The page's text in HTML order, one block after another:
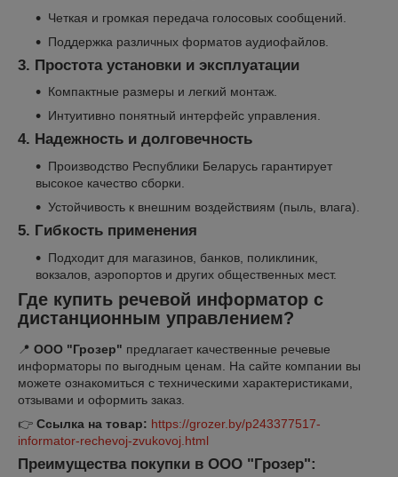
Четкая и громкая передача голосовых сообщений.
Поддержка различных форматов аудиофайлов.
3. Простота установки и эксплуатации
Компактные размеры и легкий монтаж.
Интуитивно понятный интерфейс управления.
4. Надежность и долговечность
Производство Республики Беларусь гарантирует
высокое качество сборки.
Устойчивость к внешним воздействиям (пыль, влага).
5. Гибкость применения
Подходит для магазинов, банков, поликлиник,
вокзалов, аэропортов и других общественных мест.
Где купить речевой информатор с
дистанционным управлением?
📍 ООО "Грозер" предлагает качественные речевые
информаторы по выгодным ценам. На сайте компании вы
можете ознакомиться с техническими характеристиками,
отзывами и оформить заказ.
👉 Ссылка на товар: https://grozer.by/p243377517-
informator-rechevoj-zvukovoj.html
Преимущества покупки в ООО "Грозер":